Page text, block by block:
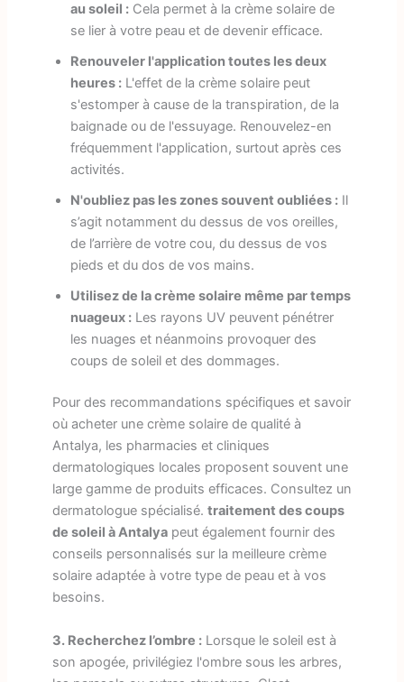
au soleil :Cela permet à la crème solaire de
se lier à votre peau et de devenir efficace.
Renouveler l'application toutes les deux
heures :L'effet de la crème solaire peut
s'estomper à cause de la transpiration, de la
baignade ou de l'essuyage. Renouvelez-en
fréquemment l'application, surtout après ces
activités.
N'oubliez pas les zones souvent oubliées :Il
s’agit notamment du dessus de vos oreilles,
de l’arrière de votre cou, du dessus de vos
pieds et du dos de vos mains.
Utilisez de la crème solaire même par temps
nuageux :Les rayons UV peuvent pénétrer
les nuages et néanmoins provoquer des
coups de soleil et des dommages.
Pour des recommandations spécifiques et savoir
où acheter une crème solaire de qualité à
Antalya, les pharmacies et cliniques
dermatologiques locales proposent souvent une
large gamme de produits efficaces. Consultez un
dermatologue spécialisé. traitement des coups
de soleil à Antalyapeut également fournir des
conseils personnalisés sur la meilleure crème
solaire adaptée à votre type de peau et à vos
besoins.
3. Recherchez l’ombre :Lorsque le soleil est à
son apogée, privilégiez l'ombre sous les arbres,